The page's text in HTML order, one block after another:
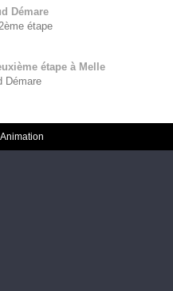
Démare
étape
étape à Melle
Démare